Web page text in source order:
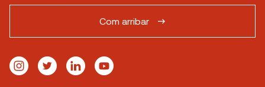
Com arribar